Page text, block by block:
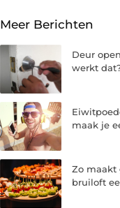
Meer Berichten
Deur
werkt
maak je
Zo maakt
bruiloft